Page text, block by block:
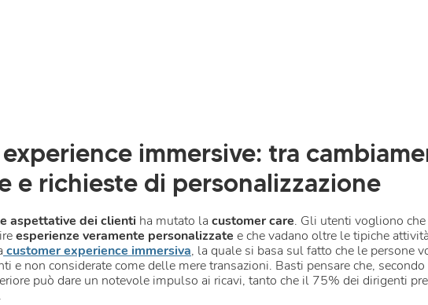
immersive: tra
e richieste di personalizzazione
aspettative dei clienti ha mutato la customer care. Gli utenti vogliono
esperienze veramente personalizzate e che vadano oltre le tipiche
customer experience immersiva, la quale si basa sul fatto che le persone
e non considerate come delle mere transazioni. Basti pensare che,
può dare un notevole impulso ai ricavi, tanto che il 75% dei dirigenti